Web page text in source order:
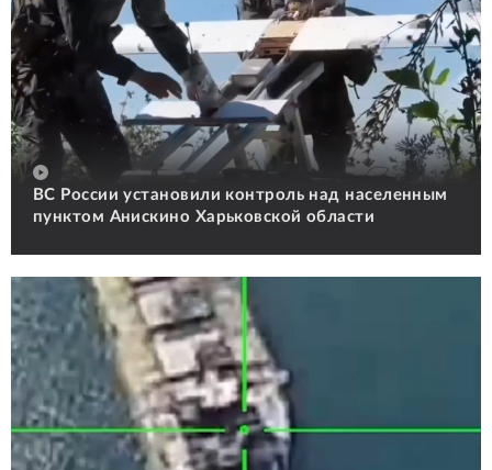
ВС России установили контроль над населенным
пунктом Анискино Харьковской области